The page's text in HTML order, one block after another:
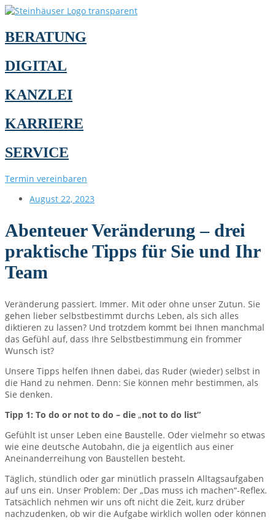
BERATUNG
DIGITAL
KANZLEI
KARRIERE
SERVICE
Termin vereinbaren
August 22, 2023
Abenteuer Veränderung – drei
praktische Tipps für Sie und Ihr
Team
Veränderung passiert. Immer. Mit oder ohne unser Zutun. Sie
gehen lieber selbstbestimmt durchs Leben, als sich alles
diktieren zu lassen? Und trotzdem kommt bei Ihnen manchmal
das Gefühl auf, dass Ihre Selbstbestimmung ein frommer
Wunsch ist?
Unsere Tipps helfen Ihnen dabei, das Ruder (wieder) selbst in
die Hand zu nehmen. Denn: Sie können mehr bestimmen, als
Sie denken.
Tipp 1: To do or not to do – die „not to do list”
Gefühlt ist unser Leben eine Baustelle. Oder vielmehr so etwas
wie eine deutsche Autobahn, die ja eigentlich aus einer
Aneinanderreihung von Baustellen besteht.
Täglich, stündlich oder gar minütlich prasseln Alltagsaufgaben
auf uns ein. Unser Problem: Der „Das muss ich machen“-Reflex.
Tatsächlich nehmen wir uns oft nicht die Zeit, kurz drüber
nachzudenken, ob wir die Aufgabe wirklich wollen oder können